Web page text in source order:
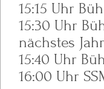
15:15 Uhr
15:30 Uhr
nächstes
15:40 Uhr
16:00 Uhr